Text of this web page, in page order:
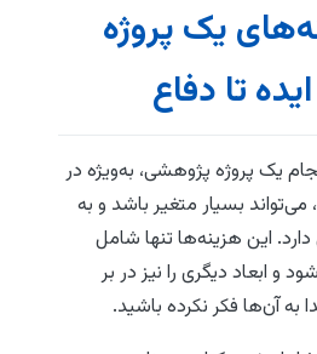
یک پروژه
تا دفاع
یک پروژه پژوهشی، به‌ویژه در
بسیار متغیر باشد و به
این هزینه‌ها تنها شامل
و ابعاد دیگری را نیز در بر
به آن‌ها فکر نکرده باشید.